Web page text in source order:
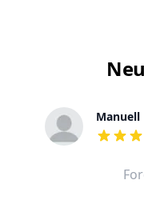
Manuell
out of